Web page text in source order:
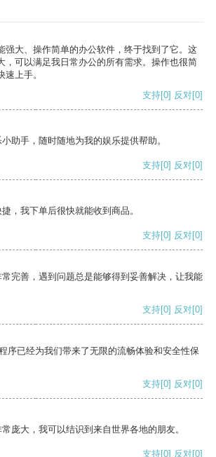
强大、操作简单的办公软件，终于找到了它。这
，可以满足我日常办公的所有需求。操作也很简
上手。
支持[0] 反对[0]
助手，随时随地为我的娱乐提供帮助。
支持[0] 反对[0]
，我下单后很快就能收到商品。
支持[0] 反对[0]
完善，遇到问题总是能够得到妥善解决，让我能
支持[0] 反对[0]
序已经为我们带来了无限的流畅体验和安全性保
支持[0] 反对[0]
庞大，我可以结识到来自世界各地的朋友。
支持[0] 反对[0]